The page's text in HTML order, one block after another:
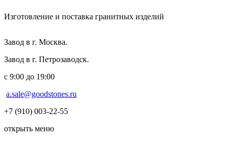
Изготовление и поставка гранитных изделий
Завод в г. Москва.
Завод в г. Петрозаводск.
с 9:00 до 19:00
a.sale@goodstones.ru
+7 (910) 003-22-55
открыть меню